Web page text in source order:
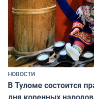
НОВОСТИ
В Туломе состоится